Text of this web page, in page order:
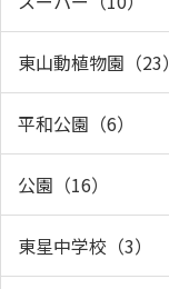
東山動植物園（23）
平和公園（6）
公園（16）
東星中学校（3）